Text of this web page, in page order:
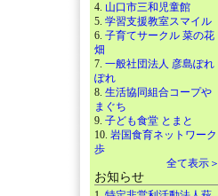
4. 山口市三和児童館
5. 学習支援教室スマイル
6. 子育てサークル 菜の花
畑
7. 一般社団法人 彦島ぽれ
ぽれ
8. 生活協同組合コープや
まぐち
9. 子ども食堂 とまと
10. 岩国食育ネットワーク
歩
全て表示＞
お知らせ